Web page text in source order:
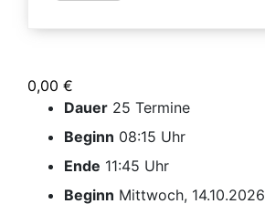
0,00 €
Dauer 25 Termine
Beginn 08:15 Uhr
Ende 11:45 Uhr
Beginn Mittwoch, 14.10.2026